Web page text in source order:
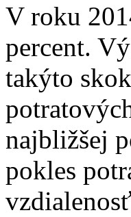
V roku
percent.
takýto
najbližšej
pokles